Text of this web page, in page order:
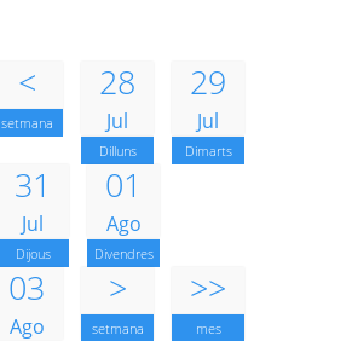
<
setmana
28
Jul
Dilluns
29
Jul
Dimarts
31
Jul
Dijous
01
Ago
Divendres
03
Ago
>
setmana
>>
mes